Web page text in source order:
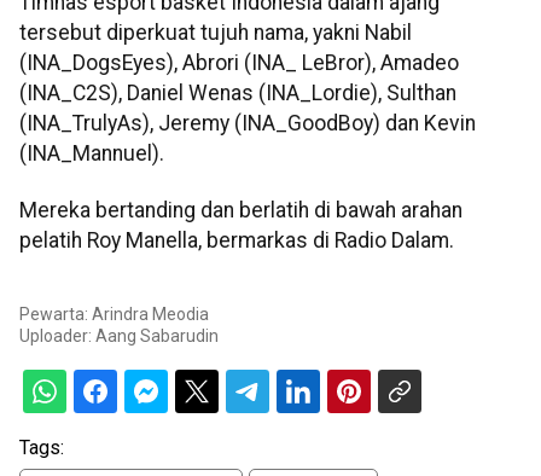
tersebut diperkuat tujuh nama, yakni Nabil
(INA_DogsEyes), Abrori (INA_ LeBror), Amadeo
(INA_C2S), Daniel Wenas (INA_Lordie), Sulthan
(INA_TrulyAs), Jeremy (INA_GoodBoy) dan Kevin
(INA_Mannuel).
Mereka bertanding dan berlatih di bawah arahan
pelatih Roy Manella, bermarkas di Radio Dalam.
Pewarta: Arindra Meodia
Uploader: Aang Sabarudin
Tags: